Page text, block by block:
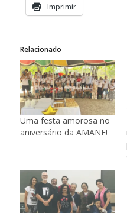
Imprimir
Relacionado
Uma festa amorosa no
aniversário da AMANF!